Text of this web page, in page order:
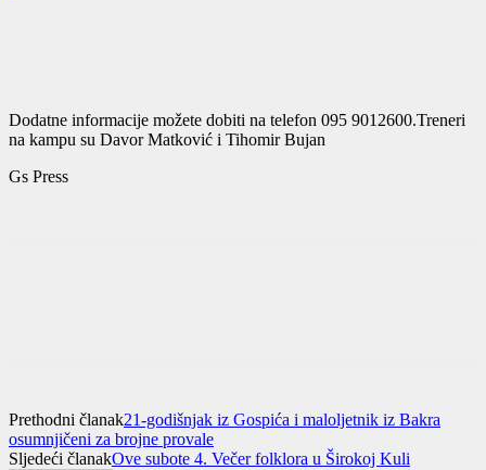
Dodatne informacije možete dobiti na telefon 095 9012600.Treneri
na kampu su Davor Matković i Tihomir Bujan
Gs Press
Prethodni članak21-godišnjak iz Gospića i maloljetnik iz Bakra
osumnjičeni za brojne provale
Sljedeći članakOve subote 4. Večer folklora u Širokoj Kuli